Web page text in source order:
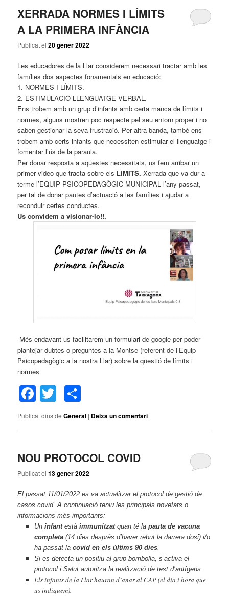
XERRADA NORMES I LÍMITS
A LA PRIMERA INFÀNCIA
Publicat el20 gener 2022
Les educadores de la Llar considerem necessari tractar amb les
famílies dos aspectes fonamentals en educació:
1. NORMES I LÍMITS.
2. ESTIMULACIÓ LLENGUATGE VERBAL.
Ens trobem amb un grup d’infants amb certa manca de límits i
normes, alguns mostren poc respecte pel seu entorn proper i no
saben gestionar la seva frustració. Per altra banda, també ens
trobem amb certs infants que necessiten estimular el llenguatge i
fomentar l’ús de la paraula.
Per donar resposta a aquestes necessitats, us fem arribar un
primer video que tracta sobre els LíMITS.Xerrada que va dur a
terme l’EQUIP PSICOPEDAGÒGIC MUNICIPAL l’any passat,
per tal de donar pautes d’actuació a les famílies i ajudar a
reconduir certes conductes.
Us convidem a visionar-lo!!.
Més endavant us facilitarem un formulari de google per poder
plantejar dubtes o preguntes a la Montse (referent de l’Equip
Psicopedagògic a la nostra Llar) sobre la qüestió de límits i
normes
Facebook
Twitter
Publicat dins de General | Deixa un comentari
NOU PROTOCOL COVID
Publicat el13 gener 2022
El passat 11/01/2022 es va actualitzar el protocol de gestió de
casos covid. A continuació teniu les principals novetats o
informacions més importants:
Un infant està immunitzat quan té la pauta de vacuna
completa(14 dies després d’haver rebut la darrera dosi) i/o
ha passat la covid en els últims 90 dies.
Si es detecta un positiu al grup bombolla, s’activa el
protocol i Salut autoritza la realització de test d’antígens.
Els infants de la Llar hauran d’anar al CAP (el dia i hora que
us indiquem).